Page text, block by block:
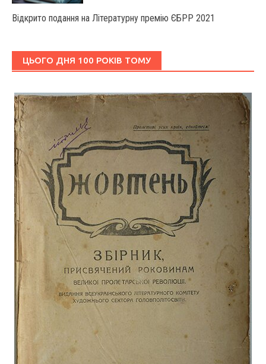
Відкрито подання на Літературну премію ЄБРР 2021
ЦЬОГО ДНЯ 100 РОКІВ ТОМУ